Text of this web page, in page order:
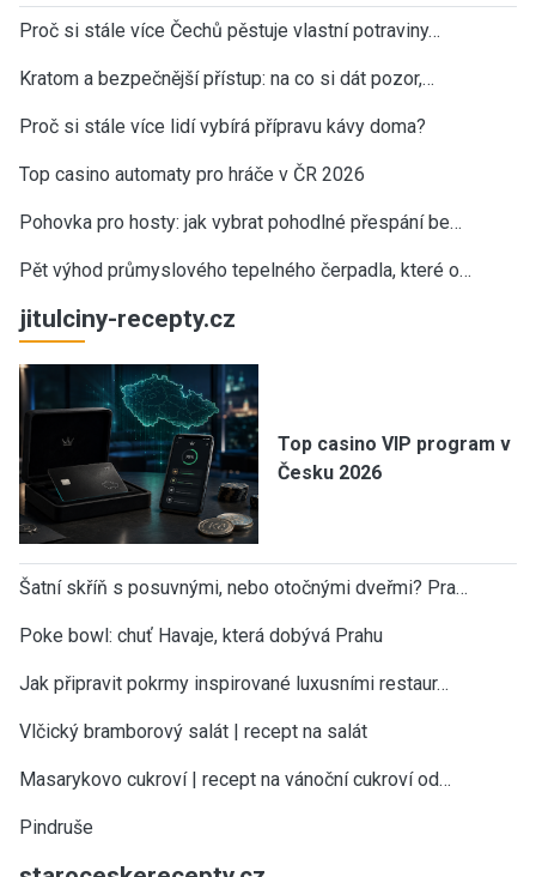
Proč si stále více Čechů pěstuje vlastní potraviny…
Kratom a bezpečnější přístup: na co si dát pozor,…
Proč si stále více lidí vybírá přípravu kávy doma?
Top casino automaty pro hráče v ČR 2026
Pohovka pro hosty: jak vybrat pohodlné přespání be…
Pět výhod průmyslového tepelného čerpadla, které o…
jitulciny-recepty.cz
Top casino VIP program v
Česku 2026
Šatní skříň s posuvnými, nebo otočnými dveřmi? Pra…
Poke bowl: chuť Havaje, která dobývá Prahu
Jak připravit pokrmy inspirované luxusními restaur…
Vlčický bramborový salát | recept na salát
Masarykovo cukroví | recept na vánoční cukroví od…
Pindruše